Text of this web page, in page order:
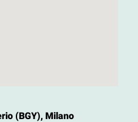
(BGY), Milano